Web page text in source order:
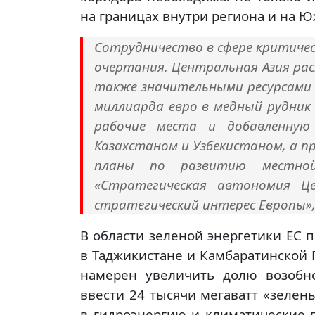
на границах внутри региона и на
Сотрудничество в сфере
очертания. Центральная Азия
также значительными
миллиарда евро в медный
рабочие места и
Казахстаном и Узбекистаном, а
планы по развитию
«Стратегическая
стратегический интерес
В области зеленой энергетики ЕС
в Таджикистане и
намерен увеличить долю
ввести 24 тысячи мегаватт